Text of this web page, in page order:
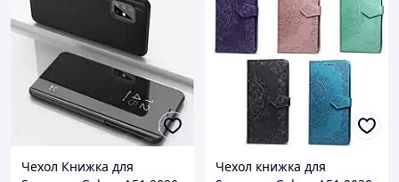
Чехол Книжка для
Чехол книжка для